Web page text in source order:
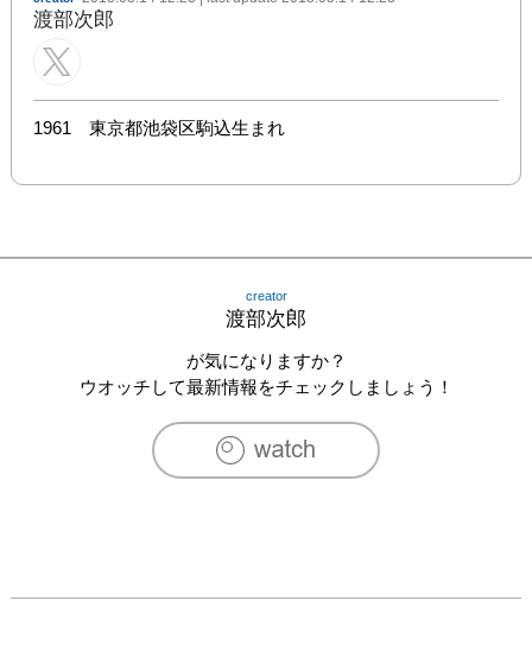
渡部次郎
1961　東京都池袋区駒込生まれ
creator
渡部次郎
が気になりますか？
ウオッチして最新情報をチェックしましょう！